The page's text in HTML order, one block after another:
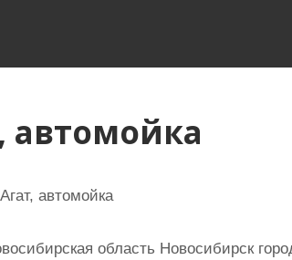
автомойка
Агат, автомойка
область Новосибирск